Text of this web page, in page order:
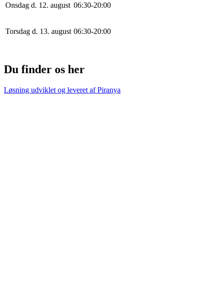
Onsdag d. 12. august 06:30-20:00
Torsdag d. 13. august 06:30-20:00
Du finder os her
Løsning udviklet og leveret afPiranya